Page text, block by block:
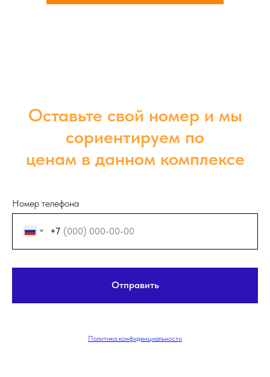
Оставьте свой номер и мы
сориентируем по
ценам в данном комплексе
Номер телефона
+7
Отправить
Политика конфиденциальности